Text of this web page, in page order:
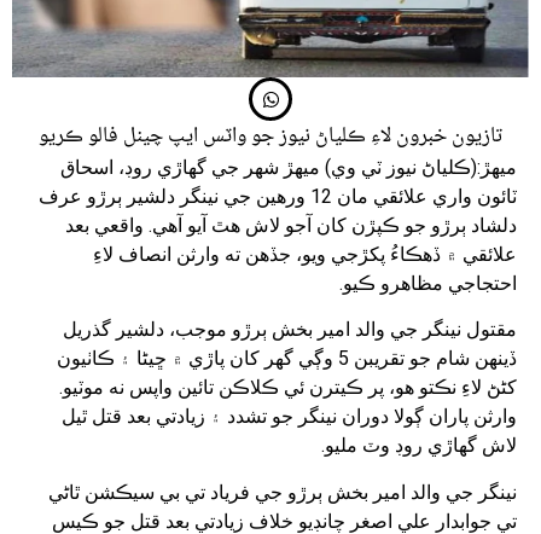
تازيون خبرون لاءِ ڪلياڻ نيوز جو واٽس ايپ چينل فالو ڪريو
ميهڙ:(ڪلياڻ نيوز ٽي وي) ميهڙ شهر جي گهاڙي روڊ، اسحاق
ٽائون واري علائقي مان 12 ورهين جي نينگر دلشير ٻرڙو عرف
دلشاد ٻرڙو جو ڪپڙن کان آجو لاش هٿ آيو آهي. واقعي بعد
علائقي ۾ ڏهڪاءُ پکڙجي ويو، جڏهن ته وارثن انصاف لاءِ
احتجاجي مظاهرو ڪيو.
مقتول نينگر جي والد امير بخش ٻرڙو موجب، دلشير گذريل
ڏينهن شام جو تقريبن 5 وڳي گهر کان پاڙي ۾ ڇيڻا ۽ ڪاٺيون
کڻڻ لاءِ نڪتو هو، پر ڪيترن ئي ڪلاڪن تائين واپس نه موٽيو.
وارثن پاران ڳولا دوران نينگر جو تشدد ۽ زيادتي بعد قتل ٿيل
لاش گهاڙي روڊ وٽ مليو.
نينگر جي والد امير بخش ٻرڙو جي فرياد تي بي سيڪشن ٿاڻي
تي جوابدار علي اصغر چانڊيو خلاف زيادتي بعد قتل جو ڪيس